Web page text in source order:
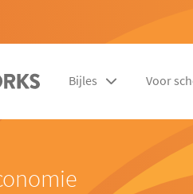
Bijles Voor